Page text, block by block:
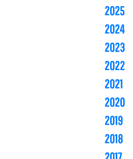
2025
2024
2023
2022
2021
2020
2019
2018